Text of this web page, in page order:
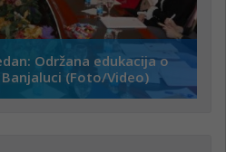
Održana edukacija o
(Foto/Video)